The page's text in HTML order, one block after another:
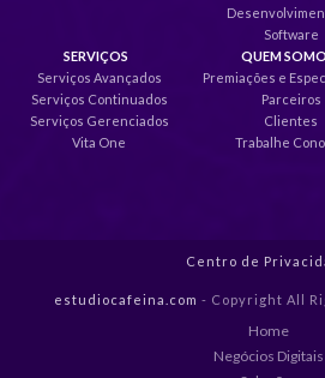
Software
SERVIÇOS
Serviços Avançados
Serviços Continuados
Serviços Gerenciados
Vita One
QUEM
Premiações e
Parceiros
Clientes
Trabalhe
Centro de
estudiocafeina.com - Copyright All
Home
Negócios Digitais